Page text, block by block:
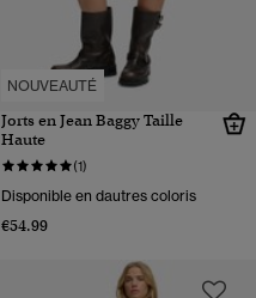
NOUVEAUTÉ
Jorts en Jean Baggy Taille
Haute
(1)
Disponible en dautres coloris
€54.99